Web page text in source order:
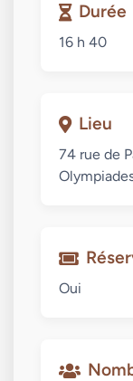
Durée
16 h 40
Lieu
74 rue de
Oui